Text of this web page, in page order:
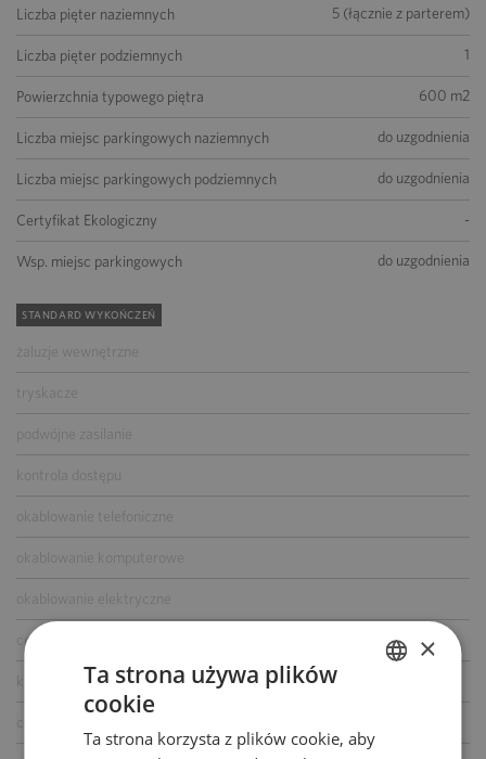
Liczba pięter naziemnych 5 (łącznie z parterem)
Liczba pięter podziemnych 1
Powierzchnia typowego piętra 600 m2
Liczba miejsc parkingowych naziemnych do uzgodnienia
Liczba miejsc parkingowych podziemnych do uzgodnienia
Certyfikat Ekologiczny -
Wsp. miejsc parkingowych do uzgodnienia
STANDARD WYKOŃCZEŃ
żaluzje wewnętrzne
tryskacze
podwójne zasilanie
kontrola dostępu
okablowanie telefoniczne
okablowanie komputerowe
centrala telefoniczna
klimatyzacja
ENGLISH
×
Ta strona używa plików
cookie
Ta strona korzysta z plików cookie, aby